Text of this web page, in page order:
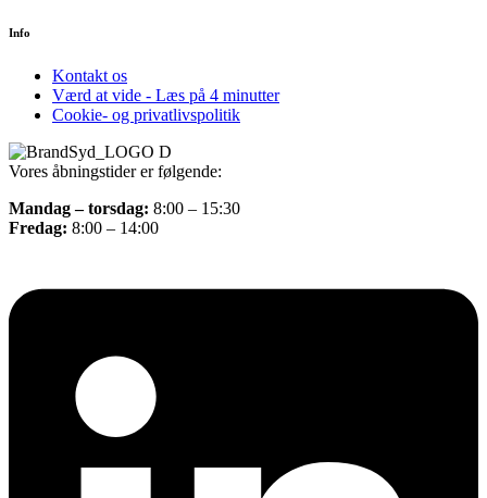
Info
Kontakt os
Værd at vide - Læs på 4 minutter
Cookie- og privatlivspolitik
Vores åbningstider er følgende:
Mandag – torsdag: 8:00 – 15:30
Fredag: 8:00 – 14:00